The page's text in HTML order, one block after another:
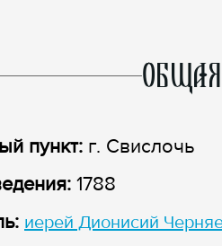
пункт: г. Свислочь
1788
иерей Дионисий